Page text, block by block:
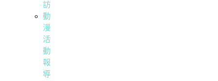
訪
動
漫
活
動
報
導